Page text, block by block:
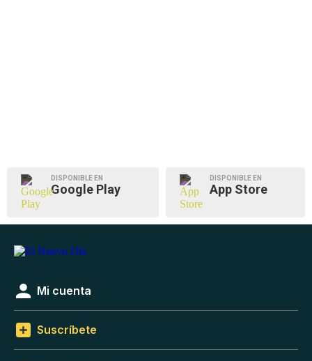
DISPONIBLE EN
Google Play
DISPONIBLE EN
App Store
Mi cuenta
Suscríbete